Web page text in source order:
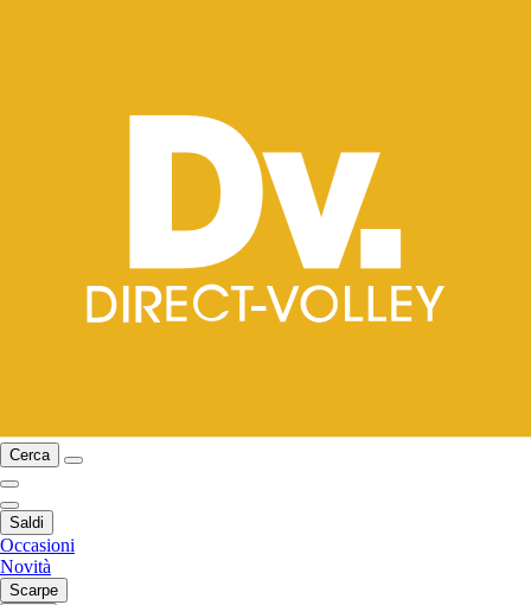
Cerca
Saldi
Occasioni
Novità
Scarpe